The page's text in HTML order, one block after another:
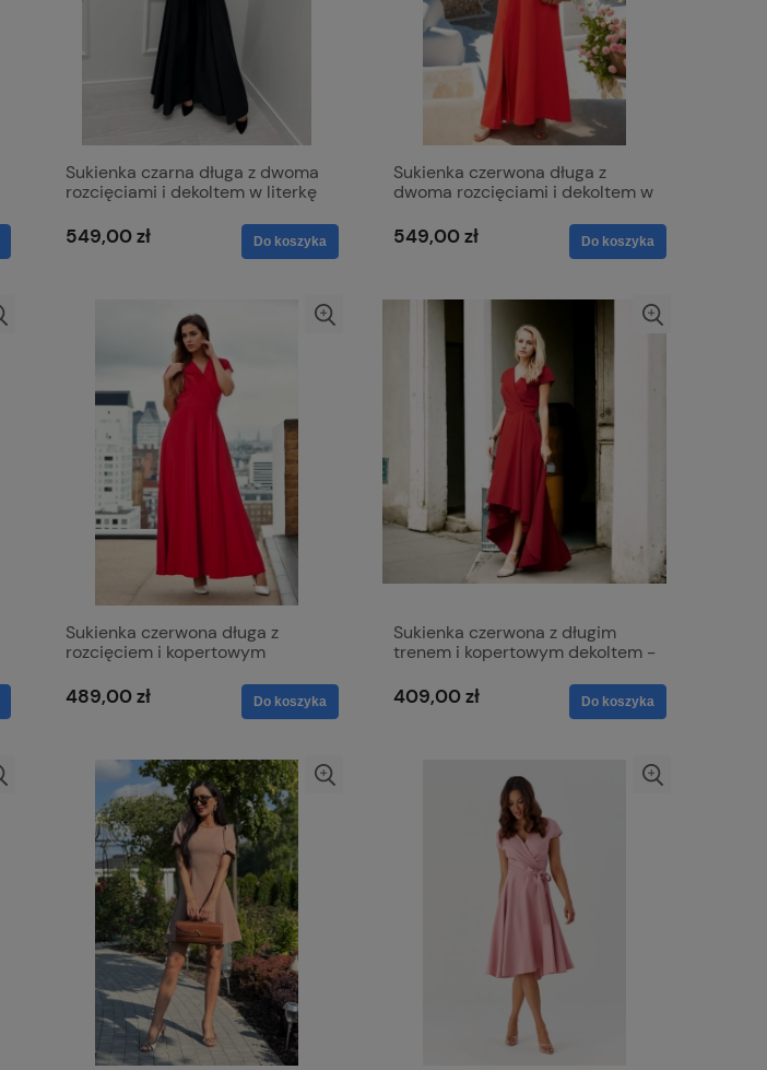
Sukienka czarna długa z dwoma
rozcięciami i dekoltem w literkę
materiału - Milena
549,00 zł Do koszyka
Sukienka czerwona długa z
dwoma rozcięciami i dekoltem w
materiału - Milena
549,00 zł Do koszyka
Sukienka czerwona długa z
rozcięciem i kopertowym
489,00 zł Do koszyka
Sukienka czerwona z długim
trenem i kopertowym dekoltem -
409,00 zł Do koszyka